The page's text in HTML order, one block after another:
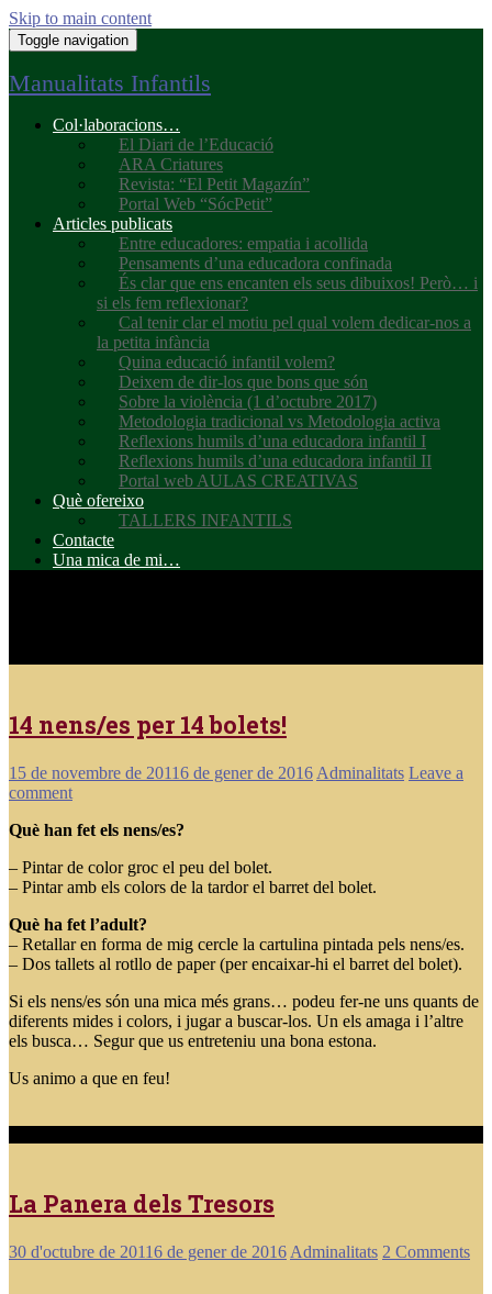
Skip to main content
Toggle navigation
Manualitats Infantils
Col·laboracions…
El Diari de l’Educació
ARA Criatures
Revista: “El Petit Magazín”
Portal Web “SócPetit”
Articles publicats
Entre educadores: empatia i acollida
Pensaments d’una educadora confinada
És clar que ens encanten els seus dibuixos! Però… i
si els fem reflexionar?
Cal tenir clar el motiu pel qual volem dedicar-nos a
la petita infància
Quina educació infantil volem?
Deixem de dir-los que bons que són
Sobre la violència (1 d’octubre 2017)
Metodologia tradicional vs Metodologia activa
Reflexions humils d’una educadora infantil I
Reflexions humils d’una educadora infantil II
Portal web AULAS CREATIVAS
Què ofereixo
TALLERS INFANTILS
Contacte
Una mica de mi…
14 nens/es per 14 bolets!
15 de novembre de 20116 de gener de 2016 Adminalitats Leave a
comment
Què han fet els nens/es?
– Pintar de color groc el peu del bolet.
– Pintar amb els colors de la tardor el barret del bolet.
Què ha fet l’adult?
– Retallar en forma de mig cercle la cartulina pintada pels nens/es.
– Dos tallets al rotllo de paper (per encaixar-hi el barret del bolet).
Si els nens/es són una mica més grans… podeu fer-ne uns quants de
diferents mides i colors, i jugar a buscar-los. Un els amaga i l’altre
els busca… Segur que us entreteniu una bona estona.
Us animo a que en feu!
La Panera dels Tresors
30 d'octubre de 20116 de gener de 2016 Adminalitats 2 Comments